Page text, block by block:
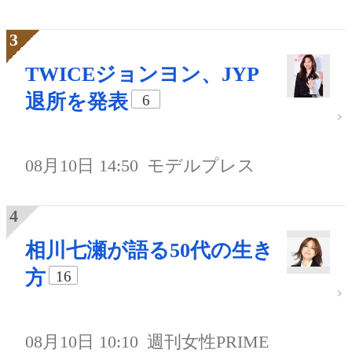
TWICEジョンヨン、JYP
退所を発表
6
08月10日 14:50 モデルプレス
相川七瀬が語る50代の生き
方
16
08月10日 10:10 週刊女性PRIME